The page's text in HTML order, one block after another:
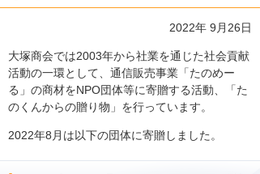
2022年 9月26日
大塚商会では2003年から社業を通じた社会貢献
活動の一環として、通信販売事業「たのめー
る」の商材をNPO団体等に寄贈する活動、「た
のくんからの贈り物」を行っています。
2022年8月は以下の団体に寄贈しました。